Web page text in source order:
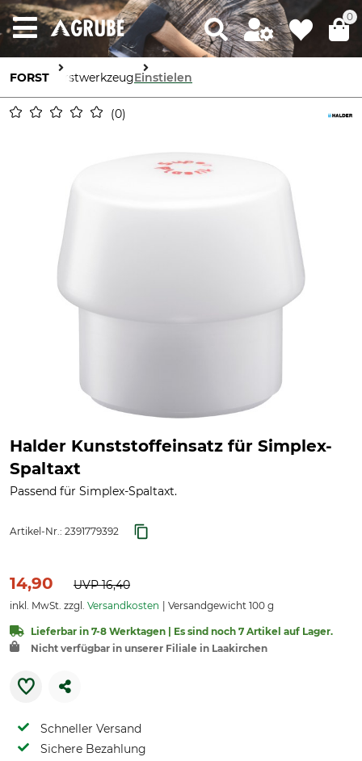
0
FORST ForstwerkzeugEinstielen
0
Halder Kunststoffeinsatz für Simplex-
Spaltaxt
Passend für Simplex-Spaltaxt.
Artikel-Nr.: 2391779392
14,90 UVP16,40
inkl. MwSt. zzgl. Versandkosten Versandgewicht 100 g
Lieferbar in 7-8 Werktagen | Es sind noch 7 Artikel auf Lager.
Nicht verfügbar in unserer Filiale in Laakirchen
Schneller Versand
Sichere Bezahlung